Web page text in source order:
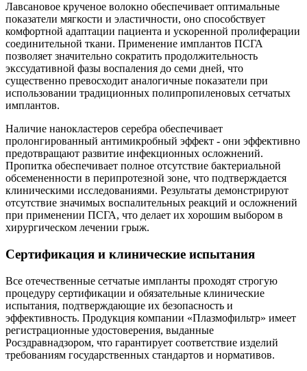
Лавсановое крученое волокно обеспечивает оптимальные
показатели мягкости и эластичности, оно способствует
комфортной адаптации пациента и ускоренной пролиферации
соединительной ткани. Применение имплантов ПСГА
позволяет значительно сократить продолжительность
экссудативной фазы воспаления до семи дней, что
существенно превосходит аналогичные показатели при
использовании традиционных полипропиленовых сетчатых
имплантов.
Наличие нанокластеров серебра обеспечивает
пролонгированный антимикробный эффект - они эффективно
предотвращают развитие инфекционных осложнений.
Пропитка обеспечивает полное отсутствие бактериальной
обсемененности в перипротезной зоне, что подтверждается
клиническими исследованиями. Результаты демонстрируют
отсутствие значимых воспалительных реакций и осложнений
при применении ПСГА, что делает их хорошим выбором в
хирургическом лечении грыж.
Сертификация и клинические испытания
Все отечественные сетчатые импланты проходят строгую
процедуру сертификации и обязательные клинические
испытания, подтверждающие их безопасность и
эффективность. Продукция компании «Плазмофильтр» имеет
регистрационные удостоверения, выданные
Росздравнадзором, что гарантирует соответствие изделий
требованиям государственных стандартов и нормативов.